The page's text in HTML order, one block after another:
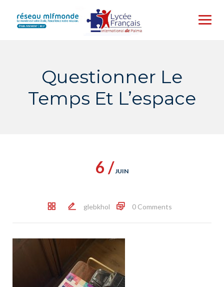
content
Questionner Le
Temps Et L’espace
6 /JUIN
glebkhol 0 Comments